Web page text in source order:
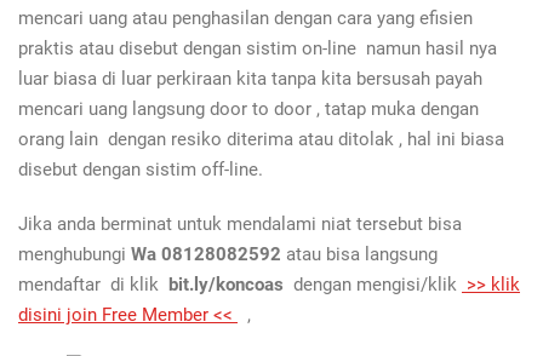
mencari uang atau penghasilan dengan cara yang efisien
praktis atau disebut dengan sistim on-line namun hasil nya
luar biasa di luar perkiraan kita tanpa kita bersusah payah
mencari uang langsung door to door , tatap muka dengan
orang lain dengan resiko diterima atau ditolak , hal ini biasa
disebut dengan sistim off-line.
Jika anda berminat untuk mendalami niat tersebut bisa
menghubungi Wa 08128082592 atau bisa langsung
mendaftar di klik bit.ly/koncoas dengan mengisi/klik >> klik
disini join Free Member <<
,